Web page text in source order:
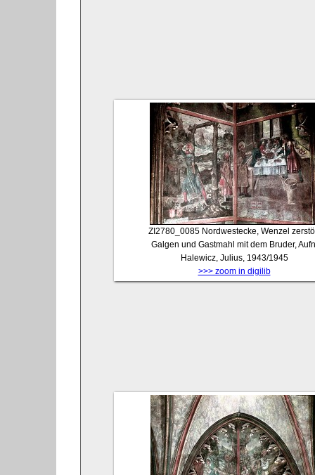
ZI2780_0085 Nordwestecke, Wenzel
Galgen und Gastmahl mit dem Bruder,
Halewicz, Julius, 1943/1945
>>> zoom in digilib